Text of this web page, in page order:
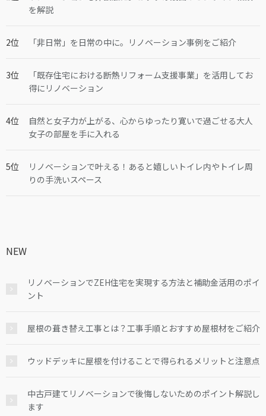
を解説
「非日常」を日常の中に。リノベーション事例をご紹介
「既存住宅における断熱リフォーム支援事業」を活用してお
得にリノベーション
自然と女子力が上がる、心からゆったり寛いで過ごせる大人
女子の部屋を手に入れる
リノベーションで叶える！あると嬉しいトイレ内やトイレ周
りの手洗いスペース
NEW
リノベーションでZEH住宅を実現する方法と補助金活用のポイ
ント
屋根の葺き替え工事とは？工事手順とおすすめ屋根材をご紹介
ウッドデッキに屋根を付けることで得られるメリットと注意点
中古戸建てリノベーションで後悔しないためのポイント解説し
ます